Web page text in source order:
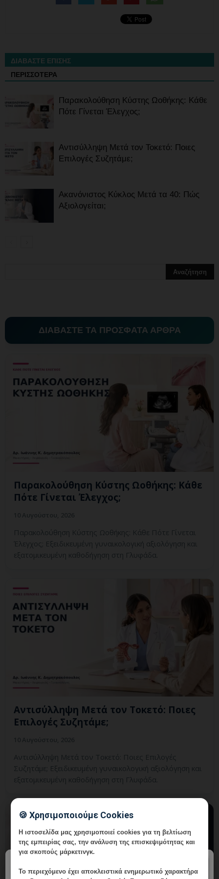
ΔΙΑΒΑΣΤΕ ΕΠΙΣΗΣ
ΠΕΡΙΣΣΟΤΕΡΑ
Παρακολούθηση Κύστης Ωοθήκης: Κάθε
Πότε Γίνεται Έλεγχος;
Αντισύλληψη Μετά τον Τοκετό: Ποιες
Επιλογές Συζητάμε;
Ακανόνιστος Κύκλος Μετά τα 40: Πώς
Αξιολογείται;
ΔΙΑΒΑΣΤΕ ΤΑ ΠΡΟΣΦΑΤΑ ΑΡΘΡΑ
Παρακολούθηση Κύστης Ωοθήκης: Κάθε
Πότε Γίνεται Έλεγχος;
Παρακολούθηση Κύστης Ωοθήκης: Κάθε Πότε Γίνεται
Έλεγχος; Εξειδικευμένη γυναικολογική αξιολόγηση και
εξατομικευμένη καθοδήγηση στη Γλυφάδα.
Αντισύλληψη Μετά τον Τοκετό: Ποιες
Επιλογές Συζητάμε;
Αντισύλληψη Μετά τον Τοκετό: Ποιες Επιλογές
Συζητάμε; Εξειδικευμένη γυναικολογική αξιολόγηση και
εξατομικευμένη καθοδήγηση στη Γλυφάδα.
🍪 Χρησιμοποιούμε Cookies
Η ιστοσελίδα μας χρησιμοποιεί cookies για τη βελτίωση
της εμπειρίας σας, την ανάλυση της επισκεψιμότητας και
για σκοπούς μάρκετινγκ.
Το περιεχόμενο έχειαποκλειστικά ενημερωτικό χαρακτήρα